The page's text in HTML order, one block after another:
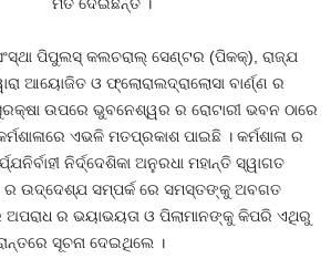
ପିପୁଲସ୍‍ କଲଚରାଲ୍‍ ସେଣ୍ଟର (ପିକକ୍‍), ରାଜ୍ଯ
ଆୟୋଜିତ ଓ ଫ୍ଲୋରାଲଦ୍ରାଲୋସା ବାର୍ଣ୍ଣ ର
ଉପରେ ଭୁବନେଶ୍ୱର ର ରୋଟାରୀ ଭବନ ଠାରେ
ଏଭଳି ମତପ୍ରକାଶ ପାଇଛି । କର୍ମଶାଳା ର
ନିର୍ଦ୍ଦେଶିକା ଅନୁରଧା ମହାନ୍ତି ସ୍ୱାଗତ
ର ଉଦ୍ଦେଶ୍ଯ ସମ୍ପର୍କ ରେ ସମସ୍ତଙ୍କୁ ଅବଗତ
ଅପରାଧ ର ଭୟାଭୟତା ଓ ପିଲାମାନଙ୍କୁ କିପରି ଏଥିରୁ
ସୂଚନା ଦେଇଥିଲେ ।